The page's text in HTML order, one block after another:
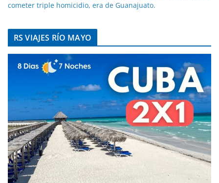
cometer triple homicidio, era de Guanajuato.
RS VIAJES RÍO MAYO